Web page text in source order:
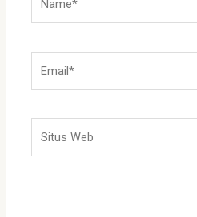
Web